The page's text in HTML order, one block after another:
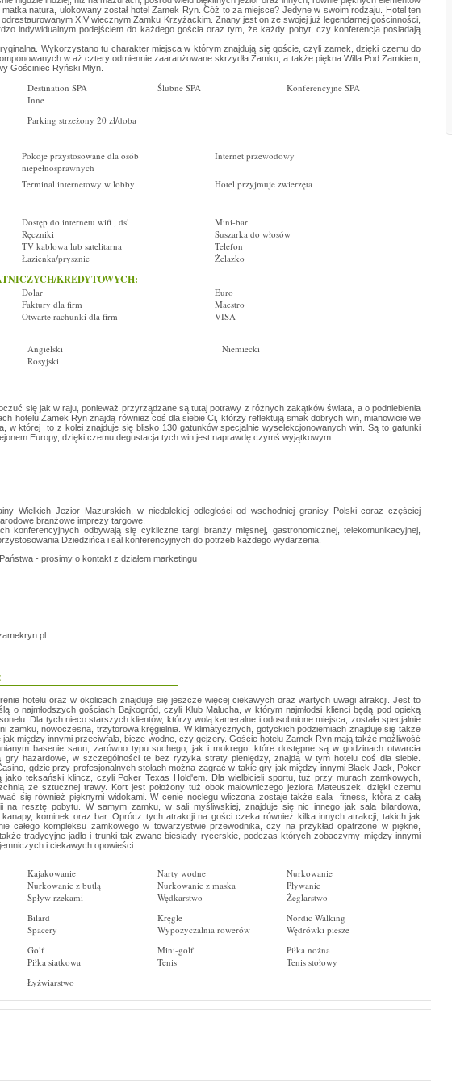
natura, ulokowany został hotel Zamek Ryn. Cóż to za miejsce? Jedyne w swoim rodzaju. Hotel ten
XIV wiecznym Zamku Krzyżackim. Znany jest on ze swojej już legendarnej gościnności,
indywidualnym podejściem do każdego gościa oraz tym, że każdy pobyt, czy konferencja posiadają
Wykorzystano tu charakter miejsca w którym znajdują się goście, czyli zamek, dzięki czemu do
w aż cztery odmiennie zaaranżowane skrzydła Zamku, a także piękna Willa Pod Zamkiem,
Gościniec Ryński Młyn.
Destination SPA Ślubne SPA
Konferencyjne SPA
Inne
Parking strzeżony 20 zł/doba
Pokoje przystosowane dla osób
niepełnosprawnych
Internet przewodowy
Terminal internetowy w lobby Hotel przyjmuje zwierzęta
Dostęp do internetu wifi , dsl
Mini-bar
Ręczniki
Suszarka do włosów
TV kablowa lub satelitarna
Telefon
Łazienka/prysznic Żelazko
KREDYTOWYCH:
Dolar
Euro
Faktury dla firm
Maestro
Otwarte rachunki dla firm
VISA
Angielski
Niemiecki
Rosyjski
się jak w raju, ponieważ przyrządzane są tutaj potrawy z różnych zakątków świata, a o podniebienia
hotelu Zamek Ryn znajdą również coś dla siebie Ci, którzy reflektują smak dobrych win, mianowicie we
w której to z kolei znajduje się blisko 130 gatunków specjalnie wyselekcjonowanych win. Są to gatunki
Europy, dzięki czemu degustacja tych win jest naprawdę czymś wyjątkowym.
Wielkich Jezior Mazurskich, w niedalekiej odległości od wschodniej granicy Polski coraz częściej
branżowe imprezy targowe.
konferencyjnych odbywają się cykliczne targi branży mięsnej, gastronomicznej, telekomunikacyjnej,
Dziedzińca i sal konferencyjnych do potrzeb każdego wydarzenia.
- prosimy o kontakt z działem marketingu
hotelu oraz w okolicach znajduje się jeszcze więcej ciekawych oraz wartych uwagi atrakcji. Jest to
o najmłodszych gościach Bajkogród, czyli Klub Malucha, w którym najmłodsi klienci będą pod opieką
Dla tych nieco starszych klientów, którzy wolą kameralne i odosobnione miejsca, została specjalnie
zamku, nowoczesna, trzytorowa kręgielnia. W klimatycznych, gotyckich podziemiach znajduje się także
między innymi przeciwfala, bicze wodne, czy gejzery. Goście hotelu Zamek Ryn mają także możliwość
basenie saun, zarówno typu suchego, jak i mokrego, które dostępne są w godzinach otwarcia
gry hazardowe, w szczególności te bez ryzyka straty pieniędzy, znajdą w tym hotelu coś dla siebie.
gdzie przy profesjonalnych stołach można zagrać w takie gry jak między innymi Black Jack, Poker
teksański klincz, czyli Poker Texas Hold'em. Dla wielbicieli sportu, tuż przy murach zamkowych,
ze sztucznej trawy. Kort jest położony tuż obok malowniczego jeziora Mateuszek, dzięki czemu
się również pięknymi widokami. W cenie noclegu wliczona zostaje także sala fitness, która z całą
na resztę pobytu. W samym zamku, w sali myśliwskiej, znajduje się nic innego jak sala bilardowa,
kanapy, kominek oraz bar. Oprócz tych atrakcji na gości czeka również kilka innych atrakcji, takich jak
całego kompleksu zamkowego w towarzystwie przewodnika, czy na przykład opatrzone w piękne,
tradycyjne jadło i trunki tak zwane biesiady rycerskie, podczas których zobaczymy między innymi
i ciekawych opowieści.
Kajakowanie Narty wodne
Nurkowanie
Nurkowanie z butlą
Nurkowanie z maska
Pływanie
Spływ rzekami
Wędkarstwo Żeglarstwo
Bilard Kręgle
Nordic Walking
Spacery
Wypożyczalnia rowerów Wędrówki piesze
Golf Mini-golf
Piłka nożna
Piłka siatkowa
Tenis Tenis stołowy
Łyżwiarstwo